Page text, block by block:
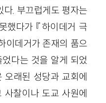
다. 부끄럽게도 평자는
했다가 『하이데거 극
이데거가 존재의 품으
다는 것을 알게 되었
오래된 성당과 교회에
사찰이나 도교 사원에